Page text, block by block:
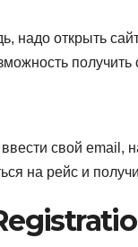
надо открыть
получить
свой email,
на рейс и